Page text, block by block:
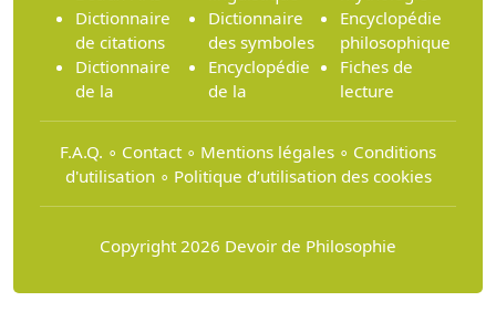
Dictionnaire
de citations
Dictionnaire
de la
Dictionnaire
des symboles
Encyclopédie
de la
Encyclopédie
philosophique
Fiches de
lecture
F.A.Q. ∘ Contact ∘ Mentions légales ∘ Conditions
d'utilisation∘ Politique d’utilisation des cookies
Copyright 2026 Devoir de Philosophie